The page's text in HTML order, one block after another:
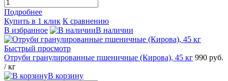
Подробнее
Купить в 1 клик К сравнению
В избранное
В наличии
Быстрый просмотр
Отруби гранулированные пшеничные (Кирова), 45 кг 990 руб.
/ кг
В корзину